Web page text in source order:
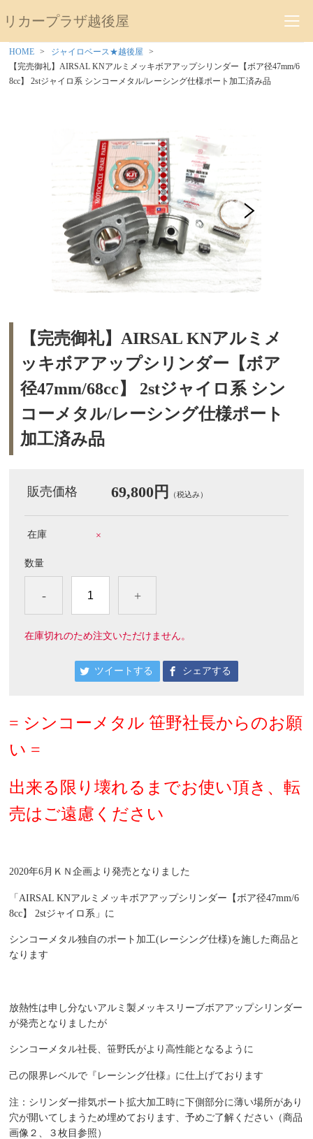
リカープラザ越後屋
HOME
ジャイロベース★越後屋
【完売御礼】AIRSAL KNアルミメッキボアアップシリンダー【ボア径47mm/6
8cc】 2stジャイロ系 シンコーメタル/レーシング仕様ポート加工済み品
【完売御礼】AIRSAL KNアルミメ
ッキボアアップシリンダー【ボア
径47mm/68cc】 2stジャイロ系 シン
コーメタル/レーシング仕様ポート
加工済み品
販売価格 69,800円 （税込み）
在庫 ×
数量
- +
在庫切れのため注文いただけません。
ツイートする シェアする
= シンコーメタル 笹野社長からのお願
い =
出来る限り壊れるまでお使い頂き、転
売はご遠慮ください
2020年6月ＫＮ企画より発売となりました
「AIRSAL KNアルミメッキボアアップシリンダー【ボア径47mm/6
8cc】 2stジャイロ系」に
シンコーメタル独自のポート加工(レーシング仕様)を施した商品と
なります
放熱性は申し分ないアルミ製メッキスリーブボアアップシリンダー
が発売となりましたが
シンコーメタル社長、笹野氏がより高性能となるように
己の限界レベルで『レーシング仕様』に仕上げております
注：シリンダー排気ポート拡大加工時に下側部分に薄い場所があり
穴が開いてしまうため埋めております、予めご了解ください（商品
画像２、３枚目参照）